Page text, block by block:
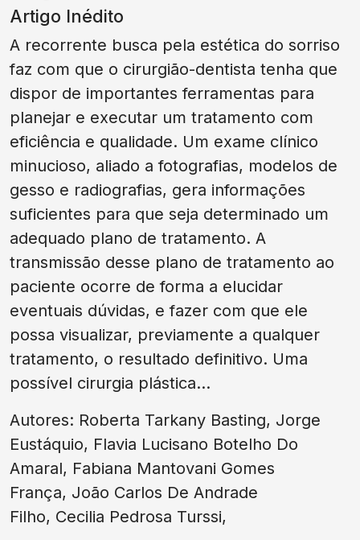
Artigo Inédito
A recorrente busca pela estética do sorriso
faz com que o cirurgião-dentista tenha que
dispor de importantes ferramentas para
planejar e executar um tratamento com
eficiência e qualidade. Um exame clínico
minucioso, aliado a fotografias, modelos de
gesso e radiografias, gera informações
suficientes para que seja determinado um
adequado plano de tratamento. A
transmissão desse plano de tratamento ao
paciente ocorre de forma a elucidar
eventuais dúvidas, e fazer com que ele
possa visualizar, previamente a qualquer
tratamento, o resultado definitivo. Uma
possível cirurgia plástica...
Autores: Roberta Tarkany Basting, Jorge
Eustáquio, Flavia Lucisano Botelho Do
Amaral, Fabiana Mantovani Gomes
França, João Carlos De Andrade
Filho, Cecilia Pedrosa Turssi,